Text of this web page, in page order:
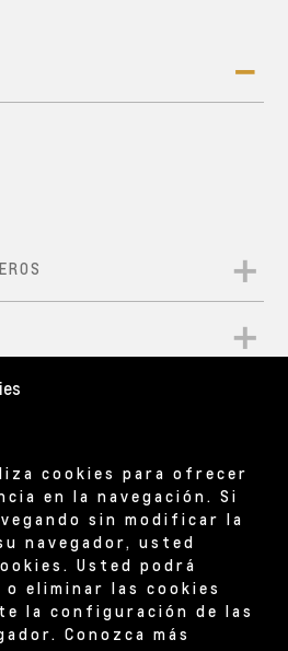
cookies para ofrecer
en la navegación. Si
sin modificar la
navegador, usted
Usted podrá
eliminar las cookies
la configuración de las
Conozca más